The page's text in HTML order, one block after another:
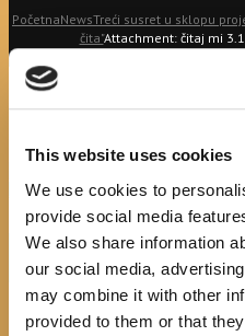
This website uses cookies
We use cookies to
provide social media
We also share information
our social media,
may combine it with other
provided to them or that
PočetnaNewsTreći susret u sklopu
čita"Attachment: čitaj mi 3.1
čitaj mi
item čitaj mi 3
No image description ...
Search